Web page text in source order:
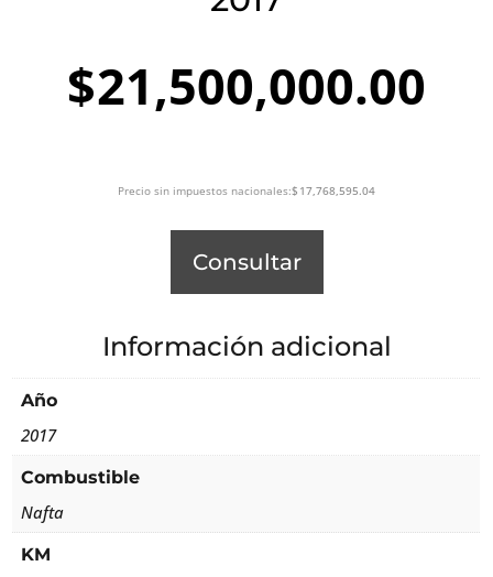
$21,500,000.00
Precio sin impuestos nacionales:$ 17,768,595.04
Consultar
Información adicional
Año
2017
Combustible
Nafta
KM